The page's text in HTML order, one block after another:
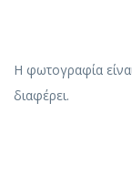
H φωτογραφία
διαφέρει.